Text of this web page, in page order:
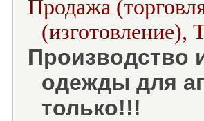
Продажа
(изготовление),
Производство
одежды для
только!!!